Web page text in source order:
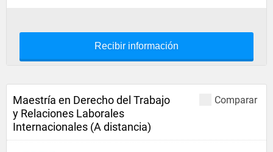
Recibir información
Comparar
Maestría en Derecho del Trabajo
y Relaciones Laborales
Internacionales (A distancia)